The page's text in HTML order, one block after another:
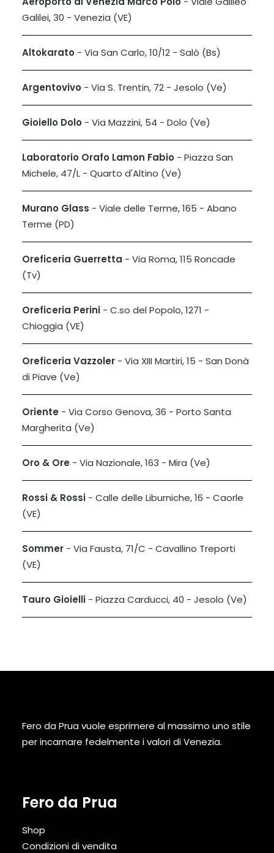
Galilei, 30 - Venezia (VE)
Altokarato - Via San Carlo, 10/12 - Salò (Bs)
Argentovivo - Via S. Trentin, 72 - Jesolo (Ve)
Gioiello Dolo - Via Mazzini, 54 - Dolo (Ve)
Laboratorio Orafo Lamon Fabio - Piazza San
Michele, 47/L - Quarto d'Altino (Ve)
Murano Glass - Viale delle Terme, 165 - Abano
Terme (PD)
Oreficeria Guerretta - Via Roma, 115 Roncade
(Tv)
Oreficeria Perini - C.so del Popolo, 1271 -
Chioggia (VE)
Oreficeria Vazzoler - Via XIII Martiri, 15 - San Donà
di Piave (Ve)
Oriente - Via Corso Genova, 36 - Porto Santa
Margherita (Ve)
Oro & Ore - Via Nazionale, 163 - Mira (Ve)
Rossi & Rossi - Calle delle Liburniche, 16 - Caorle
(VE)
Sommer - Via Fausta, 71/C - Cavallino Treporti
(VE)
Tauro Gioielli - Piazza Carducci, 40 - Jesolo (Ve)
Fero da Prua vuole esprimere al massimo uno stile
per incarnare fedelmente i valori di Venezia.
Fero da Prua
Shop
Condizioni di vendita